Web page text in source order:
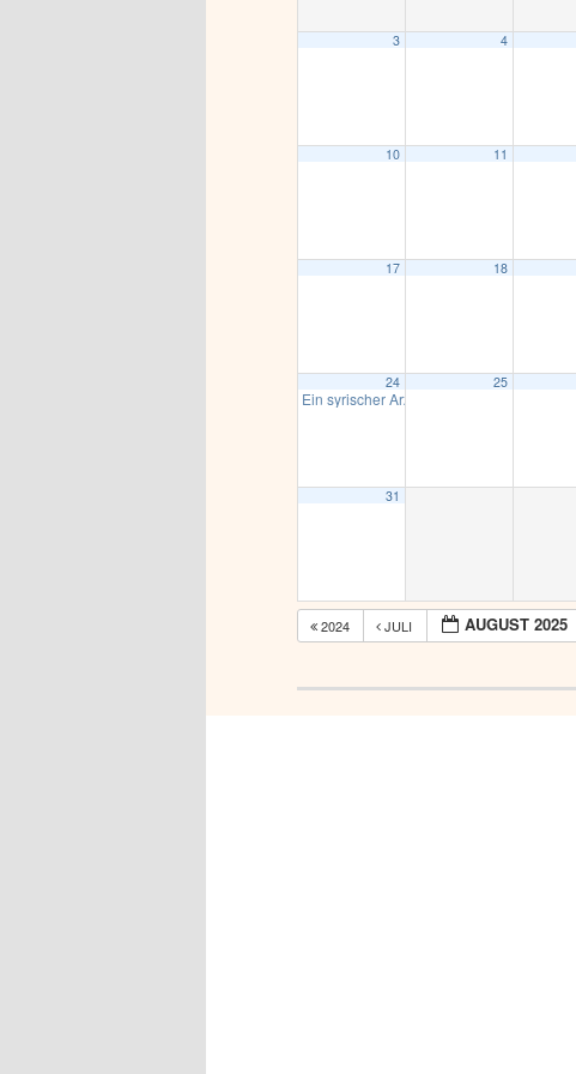
3 4
10 11
17 18
24
Ein syrischer Arzt in Gaza
25
31
2024 JULI AUGUST 2025